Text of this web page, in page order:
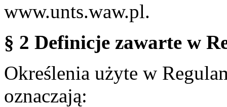
www.unts.waw.pl.
§ 2 Definicje zawarte w
Określenia użyte w
oznaczają: